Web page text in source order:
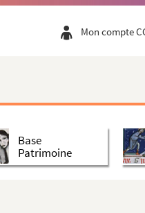
Mon compte
Base
Patrimoine